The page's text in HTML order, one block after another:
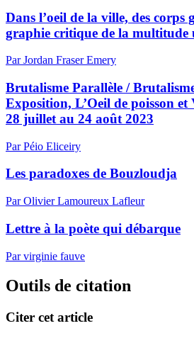
Dans l’oeil de la ville, des corps
graphie critique de la multitude
Par Jordan Fraser Emery
Brutalisme Parallèle /
Exposition, L’Oeil de poisson et
28 juillet au 24 août 2023
Par Péio Eliceiry
Les paradoxes de Bouzloudja
Par Olivier Lamoureux Lafleur
Lettre à la poète qui débarque
Par virginie fauve
Outils de citation
Citer cet article